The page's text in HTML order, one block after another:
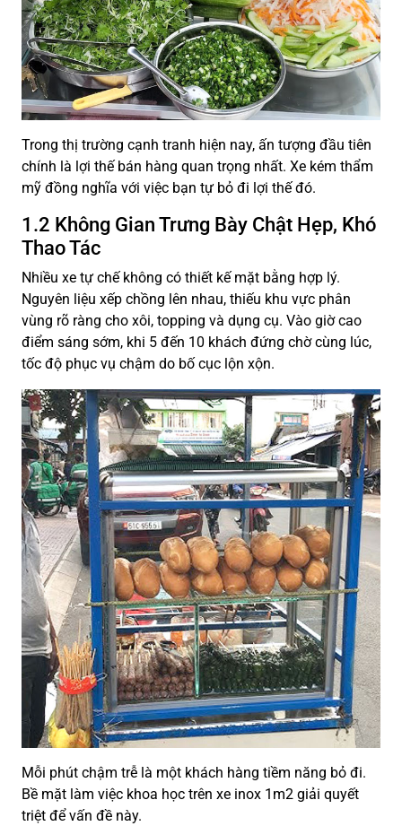
Trong thị trường cạnh tranh hiện nay, ấn tượng đầu tiên
chính là lợi thế bán hàng quan trọng nhất. Xe kém thẩm
mỹ đồng nghĩa với việc bạn tự bỏ đi lợi thế đó.
1.2 Không Gian Trưng Bày Chật Hẹp, Khó
Thao Tác
Nhiều xe tự chế không có thiết kế mặt bằng hợp lý.
Nguyên liệu xếp chồng lên nhau, thiếu khu vực phân
vùng rõ ràng cho xôi, topping và dụng cụ. Vào giờ cao
điểm sáng sớm, khi 5 đến 10 khách đứng chờ cùng lúc,
tốc độ phục vụ chậm do bố cục lộn xộn.
Mỗi phút chậm trễ là một khách hàng tiềm năng bỏ đi.
Bề mặt làm việc khoa học trên xe inox 1m2 giải quyết
triệt để vấn đề này.